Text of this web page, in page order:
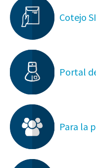
Cotejo
Portal
Para la